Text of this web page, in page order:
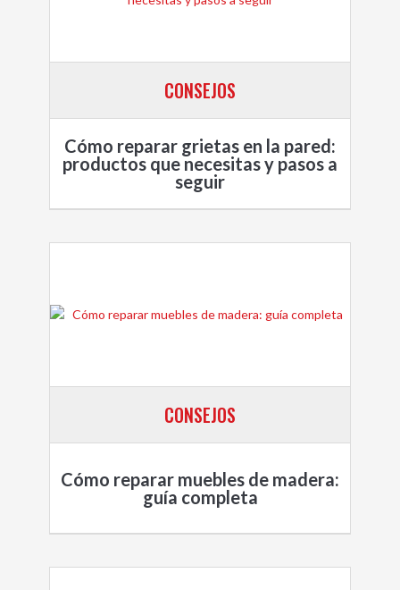
CONSEJOS
Cómo reparar grietas en la pared:
productos que necesitas y pasos a
seguir
CONSEJOS
Cómo reparar muebles de madera:
guía completa